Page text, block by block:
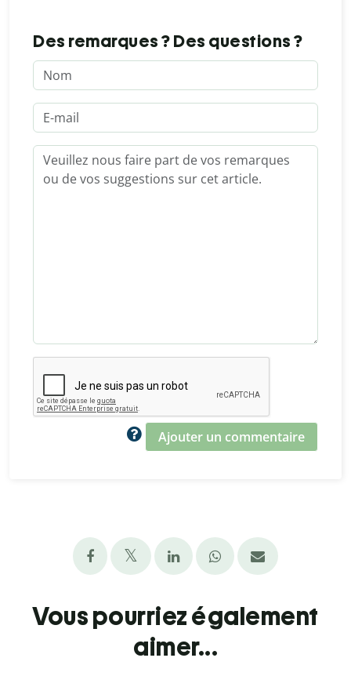
Des remarques ? Des questions ?
Ajouter un commentaire
Vous pourriez également
aimer...